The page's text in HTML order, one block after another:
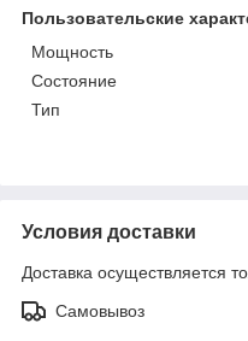
Пользовательские
Мощность
Состояние
Тип
Условия доставки
Доставка осуществляется
Самовывоз